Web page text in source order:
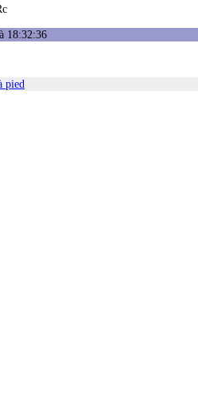
18:32:36
pied